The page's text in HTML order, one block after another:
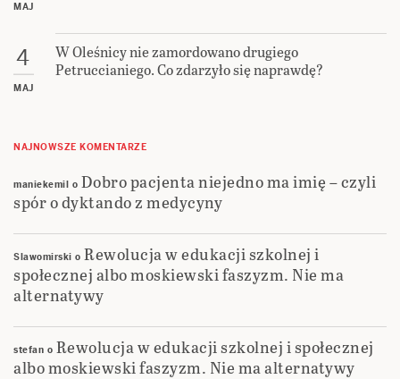
MAJ
4
MAJ
W Oleśnicy nie zamordowano drugiego
Petruccianiego. Co zdarzyło się naprawdę?
NAJNOWSZE KOMENTARZE
maniekemil o Dobro pacjenta niejedno ma imię – czyli
spór o dyktando z medycyny
Slawomirski o Rewolucja w edukacji szkolnej i
społecznej albo moskiewski faszyzm. Nie ma
alternatywy
stefan o Rewolucja w edukacji szkolnej i społecznej
albo moskiewski faszyzm. Nie ma alternatywy